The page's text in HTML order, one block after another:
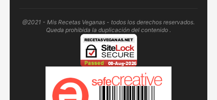
@2021 - Mis Recetas Veganas - todos los derechos reservados.
Queda prohibida la duplicación del contenido .